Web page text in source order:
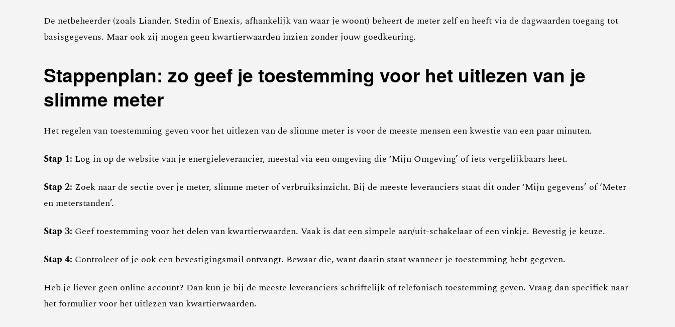
De netbeheerder (zoals Liander, Stedin of Enexis, afhankelijk van waar je woont) beheert de meter zelf en heeft via de dagwaarden toegang tot
basisgegevens. Maar ook zij mogen geen kwartierwaarden inzien zonder jouw goedkeuring.
Stappenplan: zo geef je toestemming voor het uitlezen van je
slimme meter
Het regelen van toestemming geven voor het uitlezen van de slimme meter is voor de meeste mensen een kwestie van een paar minuten.
Stap 1: Log in op de website van je energieleverancier, meestal via een omgeving die ‘Mijn Omgeving’ of iets vergelijkbaars heet.
Stap 2: Zoek naar de sectie over je meter, slimme meter of verbruiksinzicht. Bij de meeste leveranciers staat dit onder ‘Mijn gegevens’ of ‘Meter
en meterstanden’.
Stap 3: Geef toestemming voor het delen van kwartierwaarden. Vaak is dat een simpele aan/uit-schakelaar of een vinkje. Bevestig je keuze.
Stap 4: Controleer of je ook een bevestigingsmail ontvangt. Bewaar die, want daarin staat wanneer je toestemming hebt gegeven.
Heb je liever geen online account? Dan kun je bij de meeste leveranciers schriftelijk of telefonisch toestemming geven. Vraag dan specifiek naar
het formulier voor het uitlezen van kwartierwaarden.